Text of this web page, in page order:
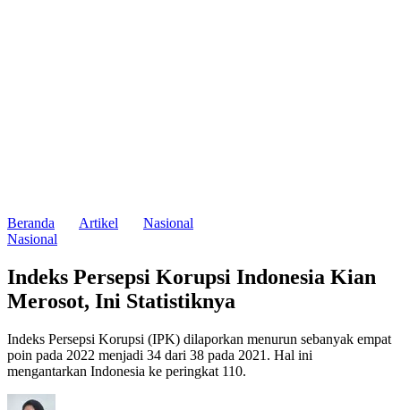
Beranda Artikel
Nasional
Nasional
Indeks Persepsi Korupsi Indonesia Kian
Merosot, Ini Statistiknya
Indeks Persepsi Korupsi (IPK) dilaporkan menurun sebanyak empat
poin pada 2022 menjadi 34 dari 38 pada 2021. Hal ini
mengantarkan Indonesia ke peringkat 110.